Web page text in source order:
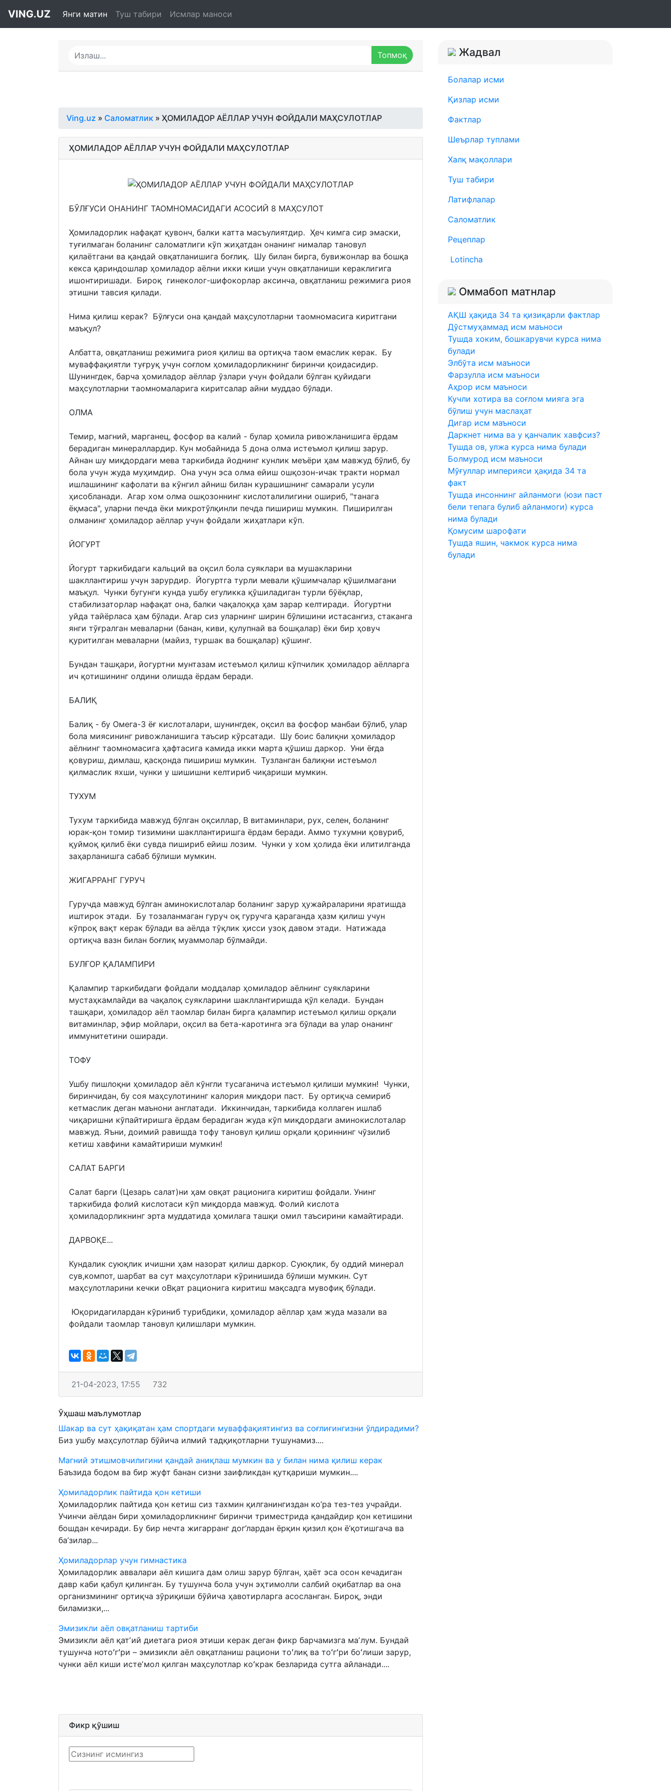
VING.UZ Янги матин Туш табири Исмлар маноси
Ving.uz » Саломатлик » ҲОМИЛАДОР АЁЛЛАР УЧУН ФОЙДАЛИ МАҲСУЛОТЛАР
ҲОМИЛАДОР АЁЛЛАР УЧУН ФОЙДАЛИ МАҲСУЛОТЛАР
БЎЛҒУСИ ОНАНИНГ ТАОМНОМАСИДАГИ АСОСИЙ 8 МАҲСУЛОТ
Ҳомиладорлик нафақат қувонч, балки катта масъулиятдир. Ҳеч кимга сир эмаски,
туғилмаган боланинг саломатлиги кўп жиҳатдан онанинг нималар тановул
қилаётгани ва қандай овқатланишига боғлиқ. Шу билан бирга, бувижонлар ва бошқа
кекса қариндошлар ҳомиладор аёлни икки киши учун овқатланиши кераклигига
ишонтиришади. Бироқ гинеколог-шифокорлар аксинча, овқатланиш режимига риоя
этишни тавсия қилади.
Нима қилиш керак? Бўлғуси она қандай маҳсулотларни таомномасига киритгани
маъқул?
Албатта, овқатланиш режимига риоя қилиш ва ортиқча таом емаслик керак. Бу
муваффақиятли туғруқ учун соғлом ҳомиладорликнинг биринчи қоидасидир.
Шунингдек, барча ҳомиладор аёллар ўзлари учун фойдали бўлган қуйидаги
маҳсулотларни таомномаларига киритсалар айни муддао бўлади.
ОЛМА
Темир, магний, марганец, фосфор ва калий - булар ҳомила ривожланишига ёрдам
берадиган минераллардир. Кун мобайнида 5 дона олма истеъмол қилиш зарур.
Айнан шу миқдордаги мева таркибида йоднинг кунлик меъёри ҳам мавжуд бўлиб, бу
бола учун жуда муҳимдир. Она учун эса олма ейиш ошқозон-ичак тракти нормал
ишлашининг кафолати ва кўнгил айниш билан курашишнинг самарали усули
ҳисобланади. Агар хом олма ошқозоннинг кислоталилигини ошириб, "танага
ёқмаса", уларни печда ёки микротўлқинли печда пишириш мумкин. Пиширилган
олманинг ҳомиладор аёллар учун фойдали жиҳатлари кўп.
ЙОГУРТ
Йогурт таркибидаги кальций ва оқсил бола суяклари ва мушакларини
шакллантириш учун зарурдир. Йогуртга турли мевали қўшимчалар қўшилмагани
маъқул. Чунки бугунги кунда ушбу егуликка қўшиладиган турли бўёқлар,
стабилизаторлар нафақат она, балки чақалоққа ҳам зарар келтиради. Йогуртни
уйда тайёрласа ҳам бўлади. Агар сиз уларнинг ширин бўлишини истасангиз, стаканга
янги тўғралган меваларни (банан, киви, қулупнай ва бошқалар) ёки бир ҳовуч
қуритилган меваларни (майиз, туршак ва бошқалар) қўшинг.
Бундан ташқари, йогуртни мунтазам истеъмол қилиш кўпчилик ҳомиладор аёлларга
ич қотишининг олдини олишда ёрдам беради.
БАЛИҚ
Балиқ - бу Омега-3 ёғ кислоталари, шунингдек, оқсил ва фосфор манбаи бўлиб, улар
бола миясининг ривожланишига таъсир кўрсатади. Шу боис балиқни ҳомиладор
аёлнинг таомномасига ҳафтасига камида икки марта қўшиш даркор. Уни ёғда
қовуриш, димлаш, қасқонда пишириш мумкин. Тузланган балиқни истеъмол
қилмаслик яхши, чунки у шишишни келтириб чиқариши мумкин.
ТУХУМ
Тухум таркибида мавжуд бўлган оқсиллар, В витаминлари, рух, селен, боланинг
юрак-қон томир тизимини шакллантиришга ёрдам беради. Аммо тухумни қовуриб,
қуймоқ қилиб ёки сувда пишириб ейиш лозим. Чунки у хом ҳолида ёки илитилганда
заҳарланишга сабаб бўлиши мумкин.
ЖИГАРРАНГ ГУРУЧ
Гуручда мавжуд бўлган аминокислоталар боланинг зарур ҳужайраларини яратишда
иштирок этади. Бу тозаланмаган гуруч оқ гуручга қараганда ҳазм қилиш учун
кўпроқ вақт керак бўлади ва аёлда тўқлик ҳисси узоқ давом этади. Натижада
ортиқча вазн билан боғлиқ муаммолар бўлмайди.
БУЛҒОР ҚАЛАМПИРИ
Қалампир таркибидаги фойдали моддалар ҳомиладор аёлнинг суякларини
мустаҳкамлайди ва чақалоқ суякларини шакллантиришда қўл келади. Бундан
ташқари, ҳомиладор аёл таомлар билан бирга қалампир истеъмол қилиш орқали
витаминлар, эфир мойлари, оқсил ва бета-каротинга эга бўлади ва улар онанинг
иммунитетини оширади.
ТОФУ
Ушбу пишлоқни ҳомиладор аёл кўнгли тусаганича истеъмол қилиши мумкин! Чунки,
биринчидан, бу соя маҳсулотининг калория миқдори паст. Бу ортиқча семириб
кетмаслик деган маънони англатади. Иккинчидан, таркибида коллаген ишлаб
чиқаришни кўпайтиришга ёрдам берадиган жуда кўп миқдордаги аминокислоталар
мавжуд. Яъни, доимий равишда тофу тановул қилиш орқали қориннинг чўзилиб
кетиш хавфини камайтириши мумкин!
САЛАТ БАРГИ
Салат барги (Цезарь салат)ни ҳам овқат рационига киритиш фойдали. Унинг
таркибида фолий кислотаси кўп миқдорда мавжуд. Фолий кислота
ҳомиладорликнинг эрта муддатида ҳомилага ташқи омил таъсирини камайтиради.
ДАРВОҚЕ...
Кундалик суюқлик ичишни ҳам назорат қилиш даркор. Суюқлик, бу оддий минерал
сув,компот, шарбат ва сут маҳсулотлари кўринишида бўлиши мумкин. Сут
маҳсулотларини кечки оВқат рационига киритиш мақсадга мувофиқ бўлади.
Юқоридагилардан кўриниб турибдики, ҳомиладор аёллар ҳам жуда мазали ва
фойдали таомлар тановул қилишлари мумкин.
21-04-2023, 17:55 732
Ўҳшаш маълумотлар
Шакар ва сут ҳақиқатан ҳам спортдаги муваффақиятингиз ва соғлиғингизни ўлдирадими?
Биз ушбу маҳсулотлар бўйича илмий тадқиқотларни тушунамиз....
Магний этишмовчилигини қандай аниқлаш мумкин ва у билан нима қилиш керак
Баъзида бодом ва бир жуфт банан сизни заифликдан қутқариши мумкин....
Ҳомиладорлик пайтида қон кетиши
Ҳомиладорлик пайтида қон кетиш сиз тахмин қилганингиздан ко’ра тез-тез учрайди.
Учинчи аёлдан бири ҳомиладорликнинг биринчи триместрида қандайдир қон кетишини
бошдан кечиради. Бу бир нечта жигарранг дог’лардан ёрқин қизил қон ё’қотишгача ва
ба’зилар...
Ҳомиладорлар учун гимнастика
Ҳомиладорлик аввалари аёл кишига дам олиш зарур бўлган, ҳаёт эса осон кечадиган
давр каби қабул қилинган. Бу тушунча бола учун эҳтимолли салбий оқибатлар ва она
организмининг ортиқча зўриқиши бўйича ҳавотирларга асосланган. Бироқ, энди
биламизки,...
Эмизикли аёл овқатланиш тартиби
Эмизикли аёл қатʼий диетага риоя этиши керак деган фикр барчамизга маʼлум. Бундай
тушунча нотоʻгʻри – эмизикли аёл овқатланиш рациони тоʻлиқ ва тоʻгʻри боʻлиши зарур,
чунки аёл киши истеʼмол қилган маҳсулотлар коʻкрак безларида сутга айланади....
Фикр қўшиш
Жадвал
Болалар исми
Қизлар исми
Фактлар
Шеърлар туплами
Халқ мақоллари
Туш табири
Латифлалар
Саломатлик
Рецеплар
Lotincha
Оммабоп матнлар
AҚШ ҳақида 34 та қизиқарли фактлар
Дўстмуҳаммад исм маъноси
Тушда хоким, бошкарувчи курса нима
булади
Элбўта исм маъноси
Фарзулла исм маъноси
Аҳрор исм маъноси
Кучли хотира ва соғлом мияга эга
бўлиш учун маслаҳат
Дигар исм маъноси
Даркнет нима ва у қанчалик хавфсиз?
Тушда ов, улжа курса нима булади
Болмурод исм маъноси
Мўғуллар империяси ҳақида 34 та
факт
Тушда инсоннинг айланмоги (юзи паст
бели тепага булиб айланмоги) курса
нима булади
Қомусим шарофати
Тушда яшин, чакмок курса нима
булади